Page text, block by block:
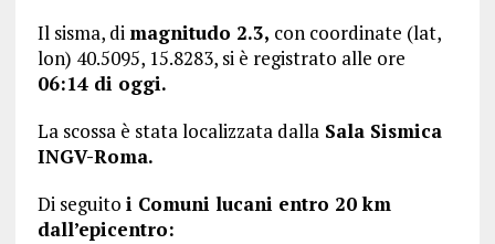
Il sisma, di magnitudo 2.3, con coordinate (lat,
lon) 40.5095, 15.8283, si è registrato alle ore
06:14 di oggi.
La scossa è stata localizzata dallaSala Sismica
INGV-Roma.
Di seguito i Comuni lucani entro 20 km
dall’epicentro: